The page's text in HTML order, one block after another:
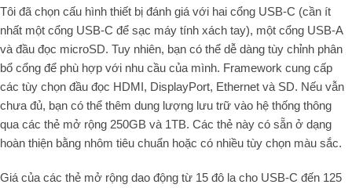
Tôi đã chọn cấu hình thiết bị đánh giá với hai cổng USB-C (cần ít
nhất một cổng USB-C để sạc máy tính xách tay), một cổng USB-A
và đầu đọc microSD. Tuy nhiên, bạn có thể dễ dàng tùy chỉnh phân
bổ cổng để phù hợp với nhu cầu của mình. Framework cung cấp
các tùy chọn đầu đọc HDMI, DisplayPort, Ethernet và SD. Nếu vẫn
chưa đủ, bạn có thể thêm dung lượng lưu trữ vào hệ thống thông
qua các thẻ mở rộng 250GB và 1TB. Các thẻ này có sẵn ở dạng
hoàn thiện bằng nhôm tiêu chuẩn hoặc có nhiều tùy chọn màu sắc.
Giá của các thẻ mở rộng dao động từ 15 đô la cho USB-C đến 125